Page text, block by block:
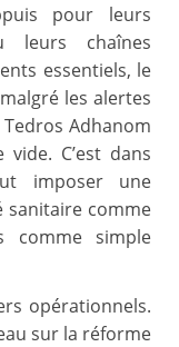
pour leurs
leurs chaînes
essentiels, le
les alertes
Adhanom
C’est dans
imposer une
sanitaire comme
comme simple
opérationnels.
sur la réforme